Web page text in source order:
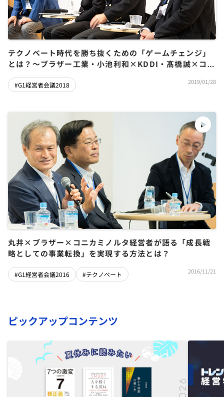
テクノベート時代を勝ち抜くための「ゲームチェンジ」
とは？～ブラザー工業・小池利和×KDDI・髙橋誠×コニ
#G1経営者会議2018 2019/01/28
丸井×ブラザー×コニカミノルタ経営者が語る「成長戦
略としての事業転換」を実現する方法とは？
#G1経営者会議2016 #テクノベート 2016/11/21
ピックアップコンテンツ